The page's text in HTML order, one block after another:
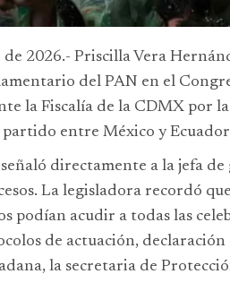
2026.- Priscilla Vera
del PAN en el
la Fiscalía de la CDMX por
entre México y Ecuador
directamente a la jefa
La legisladora recordó
podían acudir a todas las
de actuación, declaración
la secretaria de